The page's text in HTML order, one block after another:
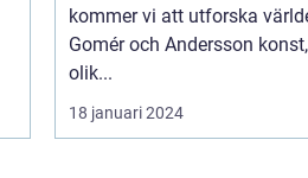
kommer vi att utforska
Gomér och Andersson
olik...
18 januari 2024